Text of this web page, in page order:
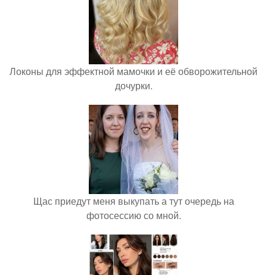
Локоны для эффектной мамочки и её обворожительной
дочурки.
Щас приедут меня выкупать а тут очередь на
фотосессию со мной.